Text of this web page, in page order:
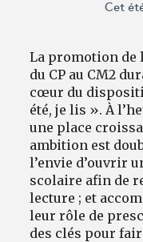
Cet
La promotion de
du CP au CM2
cœur du
été, je lis ». À
une place
ambition est
l’envie d’ouvrir
scolaire afin de
lecture ; et
leur rôle de
des clés pour